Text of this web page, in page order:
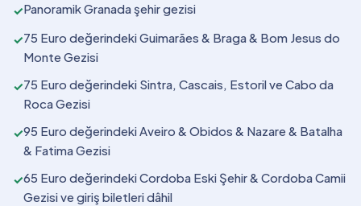
✓Panoramik Granada şehir gezisi
✓75 Euro değerindeki Guimarães & Braga & Bom Jesus do
Monte Gezisi
✓75 Euro değerindeki Sintra, Cascais, Estoril ve Cabo da
Roca Gezisi
✓95 Euro değerindeki Aveiro & Obidos & Nazare & Batalha
& Fatima Gezisi
✓65 Euro değerindeki Cordoba Eski Şehir & Cordoba Camii
Gezisi ve giriş biletleri dâhil